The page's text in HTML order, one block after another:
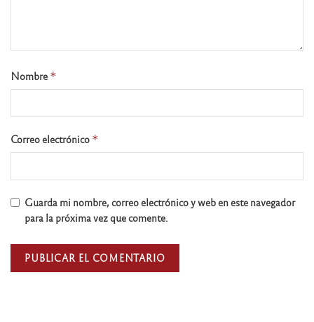
Nombre *
Correo electrónico *
Guarda mi nombre, correo electrónico y web en este navegador
para la próxima vez que comente.